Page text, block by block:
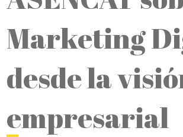
Marketing
desde la
empresarial